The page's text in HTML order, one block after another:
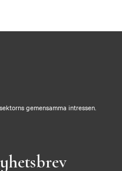
gemensamma intressen.